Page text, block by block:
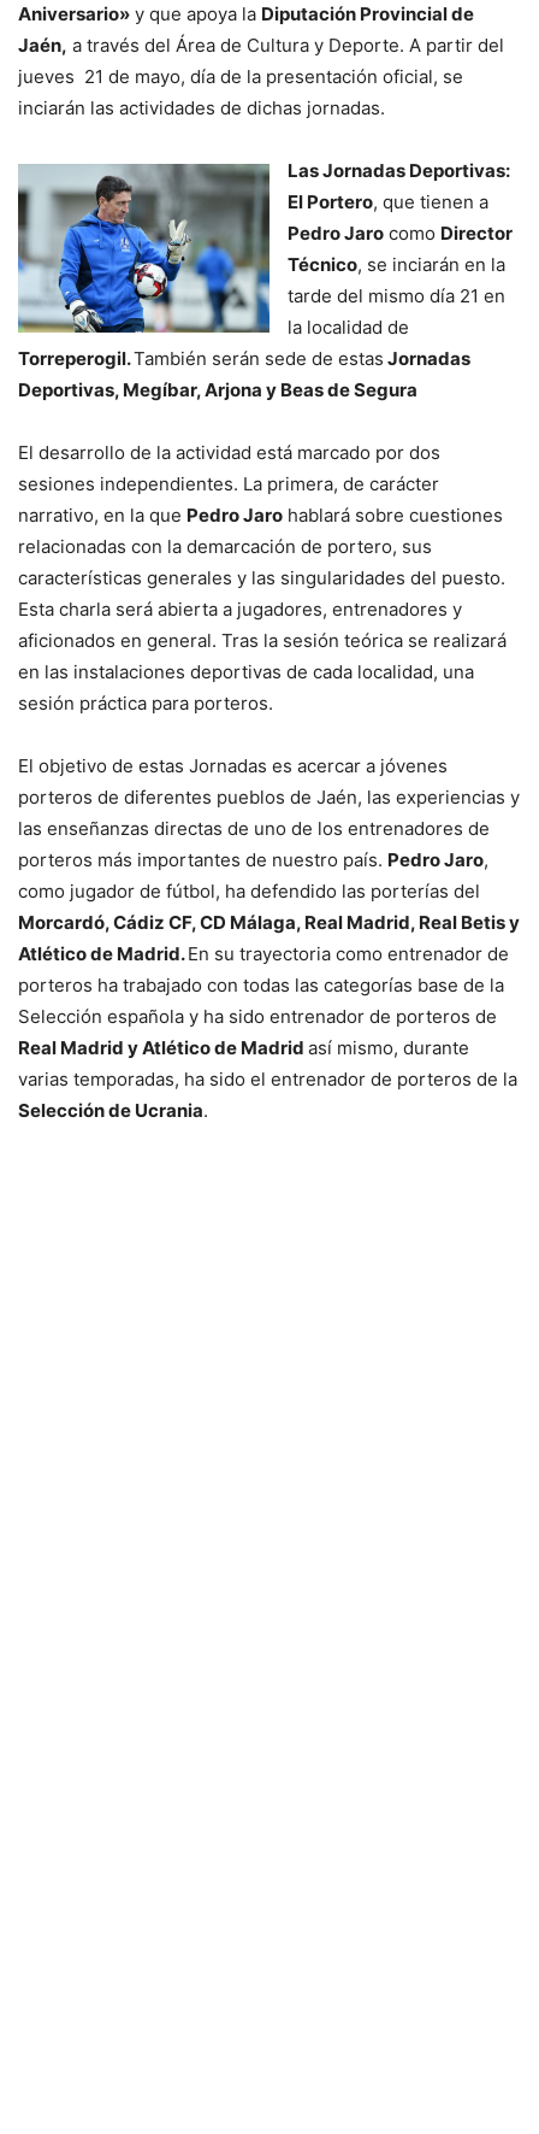
Aniversario» y que apoya la Diputación Provincial de
Jaén, a través del Área de Cultura y Deporte. A partir del
jueves 21 de mayo, día de la presentación oficial, se
inciarán las actividades de dichas jornadas.
Las Jornadas Deportivas:
El Portero, que tienen a
Pedro Jaro como Director
Técnico, se inciarán en la
tarde del mismo día 21 en
la localidad de
Torreperogil.También serán sede de estas Jornadas
Deportivas, Megíbar, Arjona y Beas de Segura
El desarrollo de la actividad está marcado por dos
sesiones independientes. La primera, de carácter
narrativo, en la que Pedro Jaro hablará sobre cuestiones
relacionadas con la demarcación de portero, sus
características generales y las singularidades del puesto.
Esta charla será abierta a jugadores, entrenadores y
aficionados en general. Tras la sesión teórica se realizará
en las instalaciones deportivas de cada localidad, una
sesión práctica para porteros.
El objetivo de estas Jornadas es acercar a jóvenes
porteros de diferentes pueblos de Jaén, las experiencias y
las enseñanzas directas de uno de los entrenadores de
porteros más importantes de nuestro país. Pedro Jaro,
como jugador de fútbol, ha defendido las porterías del
Morcardó, Cádiz CF, CD Málaga, Real Madrid, Real Betis y
Atlético de Madrid.En su trayectoria como entrenador de
porteros ha trabajado con todas las categorías base de la
Selección española y ha sido entrenador de porteros de
Real Madrid y Atlético de Madrid así mismo, durante
varias temporadas, ha sido el entrenador de porteros de la
Selección de Ucrania.